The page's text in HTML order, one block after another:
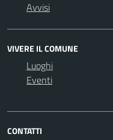
Avvisi
VIVERE IL COMUNE
Luoghi
Eventi
CONTATTI